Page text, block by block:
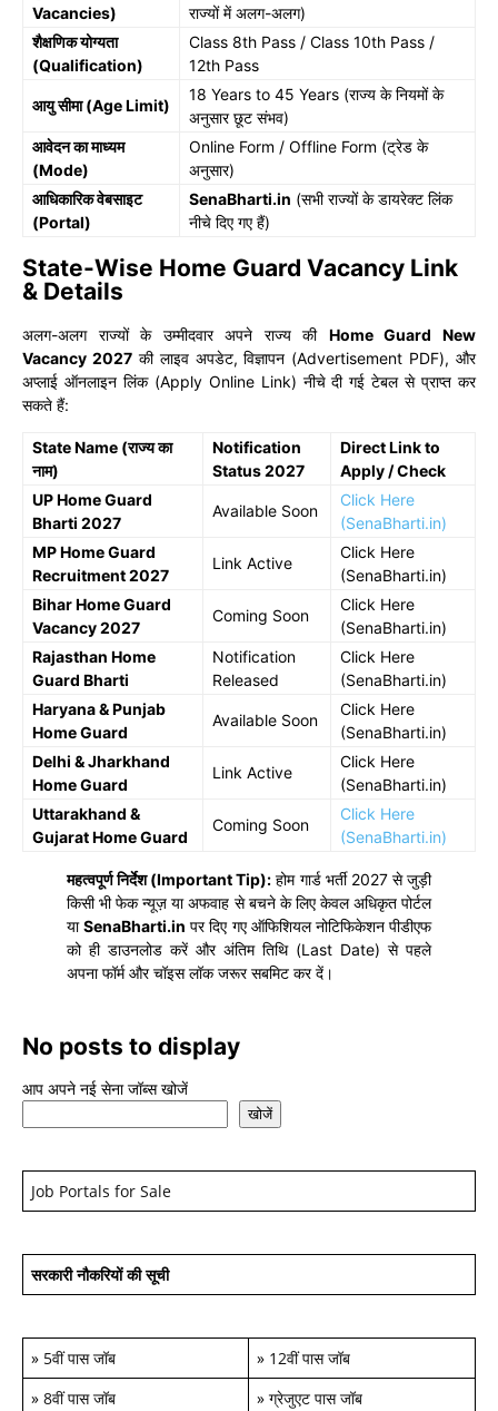
Vacancies)
राज्यों में अलग-अलग)
शैक्षणिक योग्यता
(Qualification)
Class 8th Pass / Class 10th Pass /
12th Pass
आयु सीमा (Age Limit)
18 Years to 45 Years (राज्य के नियमों के
अनुसार छूट संभव)
आवेदन का माध्यम
(Mode)
Online Form / Offline Form (ट्रेड के
अनुसार)
आधिकारिक वेबसाइट
(Portal)
SenaBharti.in (सभी राज्यों के डायरेक्ट लिंक
नीचे दिए गए हैं)
State-Wise Home Guard Vacancy Link
& Details
अलग-अलग राज्यों के उम्मीदवार अपने राज्य की Home Guard New
Vacancy 2027की लाइव अपडेट, विज्ञापन (Advertisement PDF), और
अप्लाई ऑनलाइन लिंक (Apply Online Link) नीचे दी गई टेबल से प्राप्त कर
सकते हैं:
State Name (राज्य का
नाम)
Notification
Status 2027
Direct Link to
Apply / Check
UP Home Guard
Bharti 2027
Available Soon
Click Here
(SenaBharti.in)
MP Home Guard
Recruitment 2027
Link Active
Click Here
(SenaBharti.in)
Bihar Home Guard
Vacancy 2027
Coming Soon
Click Here
(SenaBharti.in)
Rajasthan Home
Guard Bharti
Notification
Released
Click Here
(SenaBharti.in)
Haryana & Punjab
Home Guard
Available Soon
Click Here
(SenaBharti.in)
Delhi & Jharkhand
Home Guard
Link Active
Click Here
(SenaBharti.in)
Uttarakhand &
Gujarat Home Guard
Coming Soon
Click Here
(SenaBharti.in)
महत्वपूर्ण निर्देश (Important Tip): होम गार्ड भर्ती 2027 से जुड़ी
किसी भी फेक न्यूज़ या अफवाह से बचने के लिए केवल अधिकृत पोर्टल
याSenaBharti.in पर दिए गए ऑफिशियल नोटिफिकेशन पीडीएफ
को ही डाउनलोड करें और अंतिम तिथि (Last Date) से पहले
अपना फॉर्म और चॉइस लॉक जरूर सबमिट कर दें।
No posts to display
आप अपने नई सेना जॉब्स खोजें
खोजें
Job Portals for Sale
सरकारी नौकरियों की सूची
» 5वीं पास जॉब » 12वीं पास जॉब
» 8वीं पास जॉब » ग्रेजुएट पास जॉब